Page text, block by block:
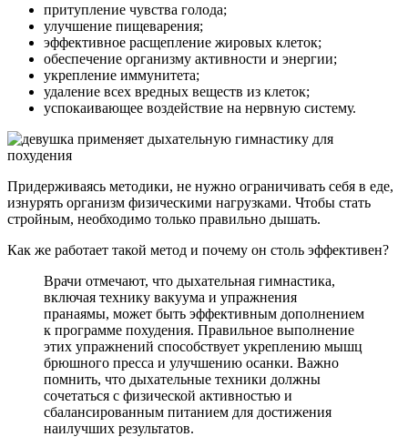
притупление чувства голода;
улучшение пищеварения;
эффективное расщепление жировых клеток;
обеспечение организму активности и энергии;
укрепление иммунитета;
удаление всех вредных веществ из клеток;
успокаивающее воздействие на нервную систему.
Придерживаясь методики, не нужно ограничивать себя в еде,
изнурять организм физическими нагрузками. Чтобы стать
стройным, необходимо только правильно дышать.
Как же работает такой метод и почему он столь эффективен?
Врачи отмечают, что дыхательная гимнастика,
включая технику вакуума и упражнения
пранаямы, может быть эффективным дополнением
к программе похудения. Правильное выполнение
этих упражнений способствует укреплению мышц
брюшного пресса и улучшению осанки. Важно
помнить, что дыхательные техники должны
сочетаться с физической активностью и
сбалансированным питанием для достижения
наилучших результатов.